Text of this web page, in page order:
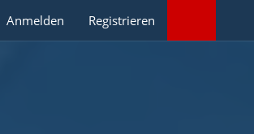
Anmelden Registrieren